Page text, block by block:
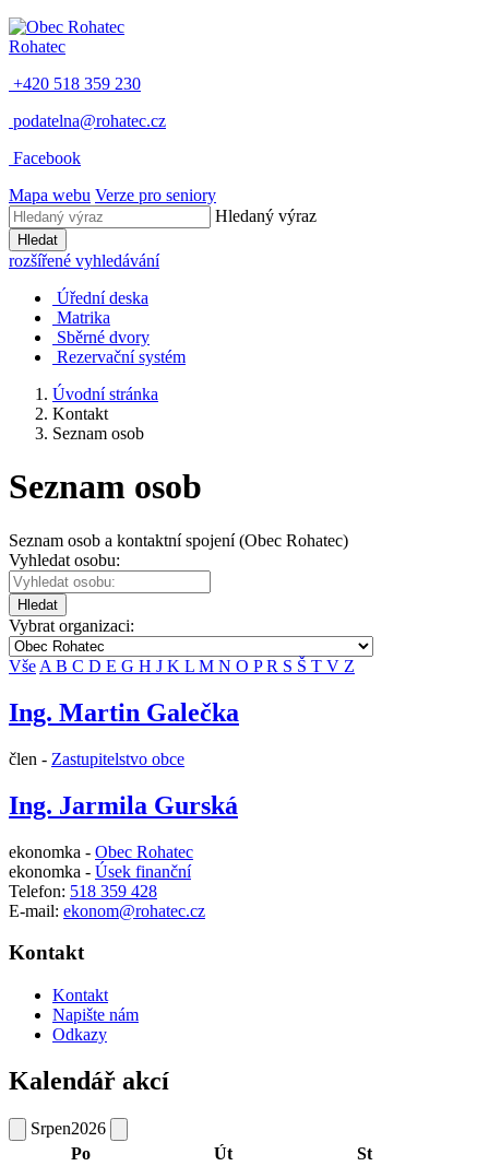
Rohatec
+420 518 359 230
podatelna@rohatec.cz
Facebook
Mapa webu Verze pro seniory
Hledaný výraz
Hledat
rozšířené vyhledávání
Úřední deska
Matrika
Sběrné dvory
Rezervační systém
Úvodní stránka
Kontakt
Seznam osob
Seznam osob
Seznam osob a kontaktní spojení (Obec Rohatec)
Vyhledat osobu:
Hledat
Vybrat organizaci:
Vše A B C D E G H J K L M N O PR S Š T V Z
Ing. Martin Galečka
člen - Zastupitelstvo obce
Ing. Jarmila Gurská
ekonomka - Obec Rohatec
ekonomka - Úsek finanční
Telefon: 518 359 428
E-mail: ekonom@rohatec.cz
Kontakt
Kontakt
Napište nám
Odkazy
Kalendář akcí
Srpen2026
Po
Út
St